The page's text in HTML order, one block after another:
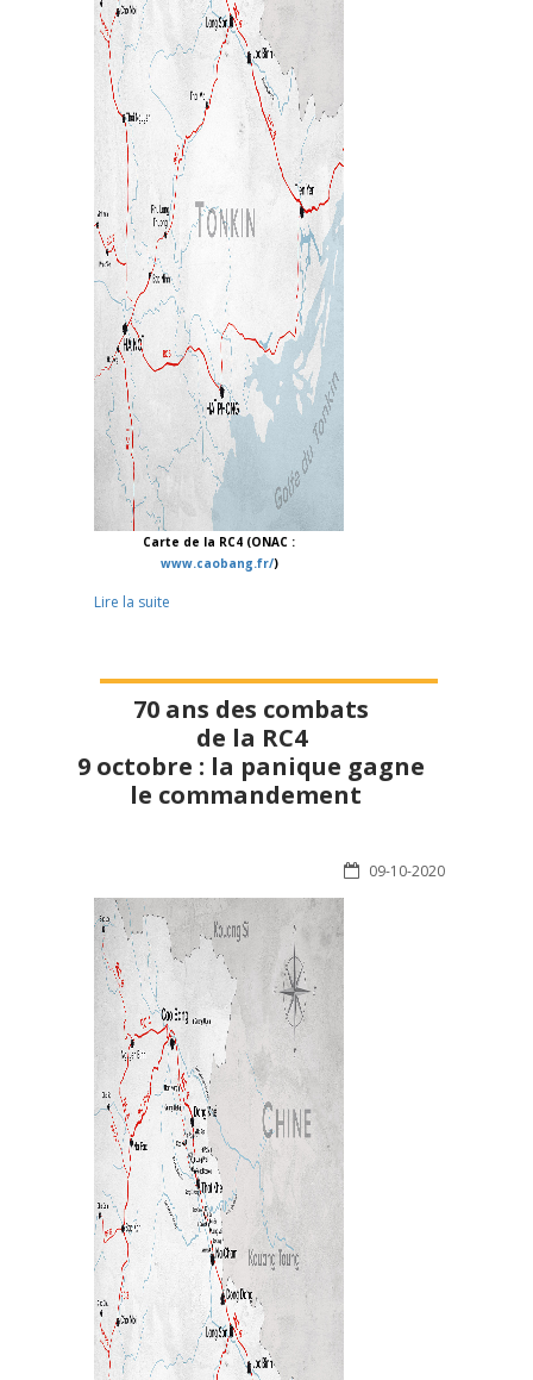
Carte de la RC4 (ONAC :
www.caobang.fr/)
Lire la suite
70 ans des combats
de la RC4
9 octobre : la panique gagne
le commandement
09-10-2020